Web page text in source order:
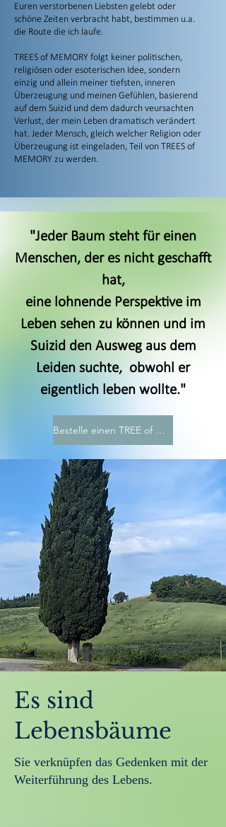
Euren verstorbenen Liebsten gelebt oder
schöne Zeiten verbracht habt, bestimmen u.a.
die Route die ich laufe.
TREES of MEMORY folgt keiner politischen,
religiösen oder esoterischen Idee, sondern
einzig und allein meiner tiefsten, inneren
Überzeugung und meinen Gefühlen, basierend
auf dem Suizid und dem dadurch veursachten
Verlust, der mein Leben dramatisch verändert
hat. Jeder Mensch, gleich welcher Religion oder
Überzeugung ist eingeladen, Teil von TREES of
MEMORY zu werden.
"Jeder Baum steht für einen
Menschen, der es nicht geschafft
hat,
eine lohnende Perspektive im
Leben sehen zu können und im
Suizid den Ausweg aus dem
Leiden suchte, obwohl er
eigentlich leben wollte."
Bestelle einen TREE of MEMORY
Es sind
Lebensbäume
Sie verknüpfen das Gedenken mit der
Weiterführung des Lebens.